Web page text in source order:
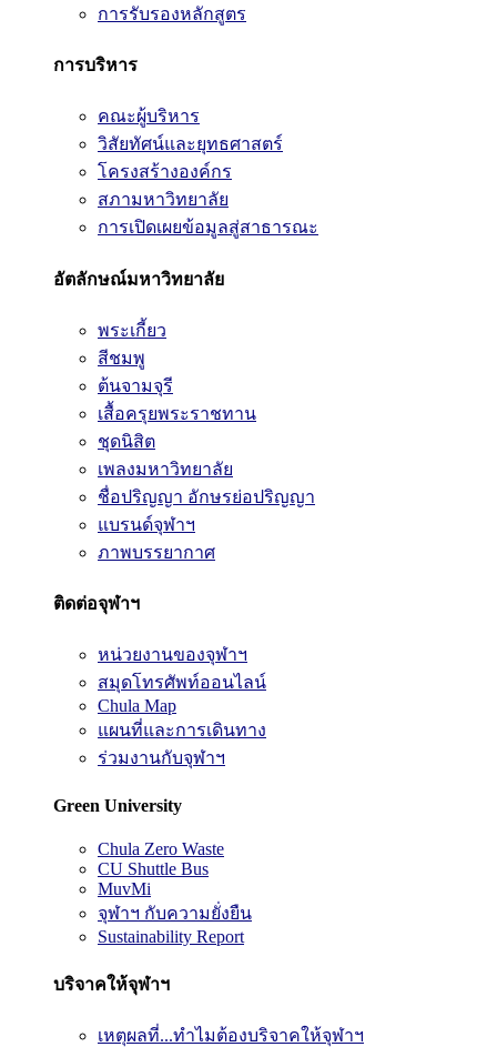
การรับรองหลักสูตร
การบริหาร
คณะผู้บริหาร
วิสัยทัศน์และยุทธศาสตร์
โครงสร้างองค์กร
สภามหาวิทยาลัย
การเปิดเผยข้อมูลสู่สาธารณะ
อัตลักษณ์มหาวิทยาลัย
พระเกี้ยว
สีชมพู
ต้นจามจุรี
เสื้อครุยพระราชทาน
ชุดนิสิต
เพลงมหาวิทยาลัย
ชื่อปริญญา อักษรย่อปริญญา
แบรนด์จุฬาฯ
ภาพบรรยากาศ
ติดต่อจุฬาฯ
หน่วยงานของจุฬาฯ
สมุดโทรศัพท์ออนไลน์
Chula Map
แผนที่และการเดินทาง
ร่วมงานกับจุฬาฯ
Green University
Chula Zero Waste
CU Shuttle Bus
MuvMi
จุฬาฯ กับความยั่งยืน
Sustainability Report
บริจาคให้จุฬาฯ
เหตุผลที่...ทำไมต้องบริจาคให้จุฬาฯ